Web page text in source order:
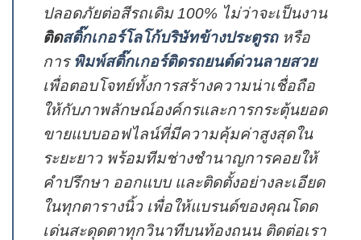
ปลอดภัยต่อสีรถเดิม 100% ไม่ว่าจะเป็นงาน
ติดสติ๊กเกอร์โลโก้บริษัทข้างประตูรถหรือ
การ พิมพ์สติ๊กเกอร์ติดรถยนต์ด่วนลายสวย
เพื่อตอบโจทย์ทั้งการสร้างความน่าเชื่อถือ
ให้กับภาพลักษณ์องค์กรและการกระตุ้นยอด
ขายแบบออฟไลน์ที่มีความคุ้มค่าสูงสุดใน
ระยะยาว พร้อมทีมช่างชำนาญการคอยให้
คำปรึกษา ออกแบบ และติดตั้งอย่างละเอียด
ในทุกตารางนิ้ว เพื่อให้แบรนด์ของคุณโดด
เด่นสะดุดตาทุกวินาทีบนท้องถนน ติดต่อเรา